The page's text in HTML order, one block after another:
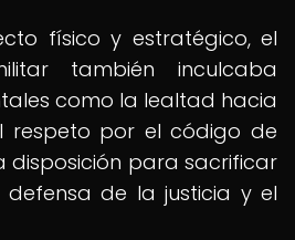
físico y estratégico, el
también inculcaba
como la lealtad hacia
respeto por el código de
disposición para sacrificar
de la justicia y el